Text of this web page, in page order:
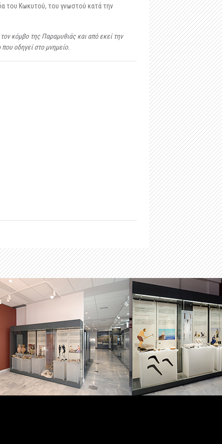
Ταφικό ηρώο στα Μάρμαρα Ζερβοχωρίου
-Οχυρό Αγίου Δονάτου Ζερβοχωρίου
του Κωκυτού, του γνωστού κατά την
κόμβο της Παραμυθιάς και από εκεί την
οδηγεί στο μνημείο.